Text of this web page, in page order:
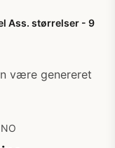
Ass. størrelser - 9
være genereret